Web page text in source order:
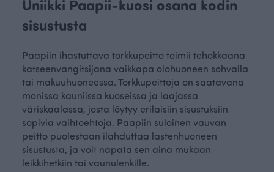
Uniikki Paapii-kuosi osana kodin
sisustusta
Paapiin ihastuttava torkkupeitto toimii tehokkaana
katseenvangitsijana vaikkapa olohuoneen sohvalla
tai makuuhuoneessa. Torkkupeittoja on saatavana
monissa kauniissa kuoseissa ja laajassa
väriskaalassa, josta löytyy erilaisiin sisustuksiin
sopivia vaihtoehtoja. Paapiin suloinen vauvan
peitto puolestaan ilahduttaa lastenhuoneen
sisustusta, ja voit napata sen aina mukaan
leikkihetkiin tai vaunulenkille.